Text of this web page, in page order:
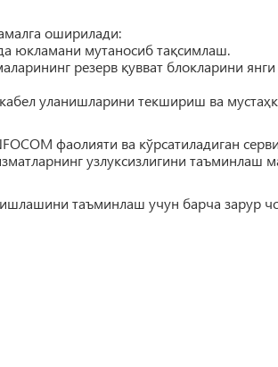
оширилади:
юкламани мутаносиб тақсимлаш.
резерв қувват блокларини янги
уланишларини текшириш ва
фаолияти ва кўрсатиладиган
узлуксизлигини таъминлаш
таъминлаш учун барча зарур